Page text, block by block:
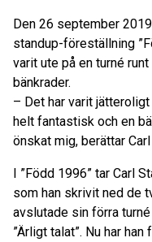
Den 26 september
standup-föreställning
varit ute på en turné
bänkrader.
– Det har varit
helt fantastisk och en
önskat mig, berättar
I ”Född 1996” tar Carl
som han skrivit ned de
avslutade sin förra
”Ärligt talat”. Nu har